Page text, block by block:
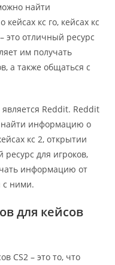
найти
кс го, кейсах кс
это отличный ресурс
им получать
а также общаться с
Reddit. Reddit
найти информацию о
кс 2, открытии
ресурс для игроков,
информацию от
с ними.
для кейсов
CS2 – это то, что